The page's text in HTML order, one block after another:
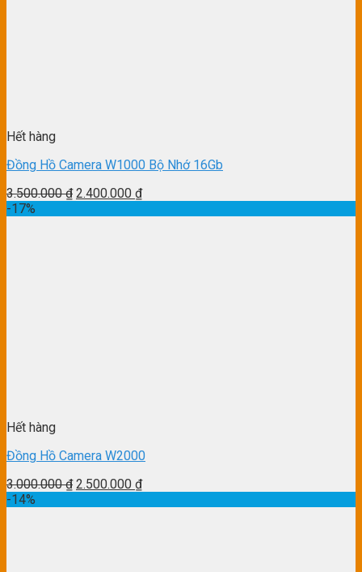
Hết hàng
Đồng Hồ Camera W1000 Bộ Nhớ 16Gb
3.500.000₫ 2.400.000 ₫
-17%
Hết hàng
Đồng Hồ Camera W2000
3.000.000₫ 2.500.000 ₫
-14%